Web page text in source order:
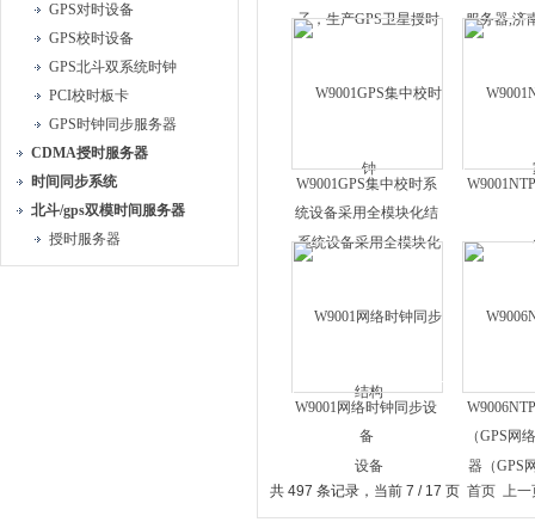
GPS对时设备
GPS校时设备
GPS北斗双系统时钟
PCI校时板卡
GPS时钟同步服务器
CDMA授时服务器
时间同步系统
北斗/gps双模时间服务器
授时服务器
W9001GPS集中校时系
统设备采用全模块化结
构
W9001网络时钟同步设
备
（GPS网
共 497 条记录，当前 7 / 17 页 首页 上一